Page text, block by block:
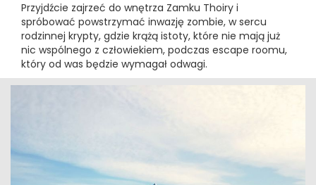
Przyjdźcie zajrzeć do wnętrza Zamku Thoiry i
spróbować powstrzymać inwazję zombie, w sercu
rodzinnej krypty, gdzie krążą istoty, które nie mają już
nic wspólnego z człowiekiem, podczas escape roomu,
który od was będzie wymagał odwagi.